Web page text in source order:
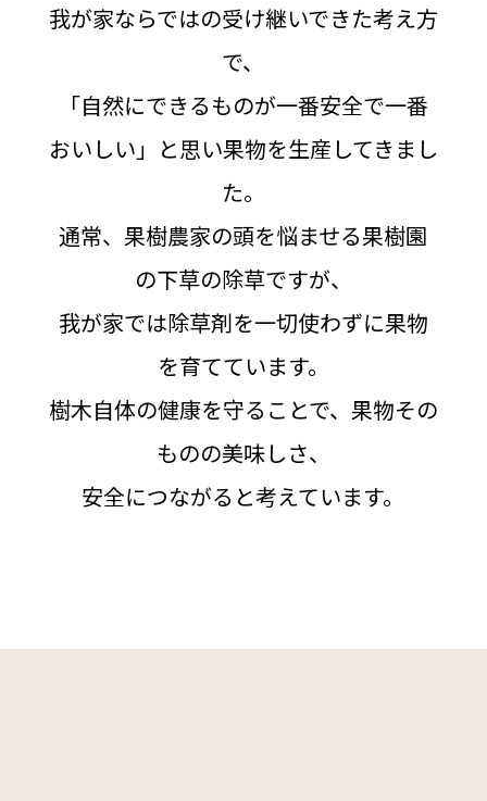
我が家ならではの受け継いできた考え方
で、
「自然にできるものが一番安全で一番
おいしい」と思い果物を生産してきまし
た。
通常、果樹農家の頭を悩ませる果樹園
の下草の除草ですが、
我が家では除草剤を一切使わずに果物
を育てています。
樹木自体の健康を守ることで、果物その
ものの美味しさ、
安全につながると考えています。